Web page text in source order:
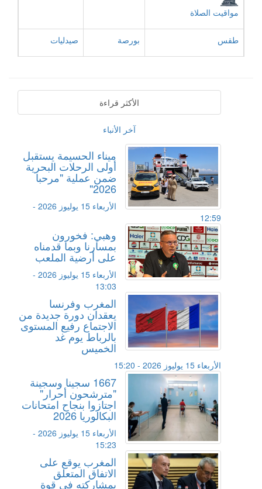
مواقيت الصلاة
طقس بورصة صيدليات
الأكثر قراءة
آخر الأنباء
ميناء الحسيمة يستقبل
أولى الرحلات البحرية
ضمن عملية "مرحبا
2026"
الأربعاء 15 يوليوز 2026 -
12:59
وهبي: فخورون
بمسارنا وبما قدمناه
على أرضية الملعب
الأربعاء 15 يوليوز 2026 -
13:03
المغرب وفرنسا
يعقدان دورة جديدة من
الاجتماع رفيع المستوى
بالرباط يوم غد
الخميس
الأربعاء 15 يوليوز 2026 - 15:20
1667 سجينا وسجينة
"مترشحون أحرار"
اجتازوا بنجاح امتحانات
البكالوريا 2026
الأربعاء 15 يوليوز 2026 -
15:23
المغرب يوقع على
الاتفاق المتعلق
بمشاركته في قوة